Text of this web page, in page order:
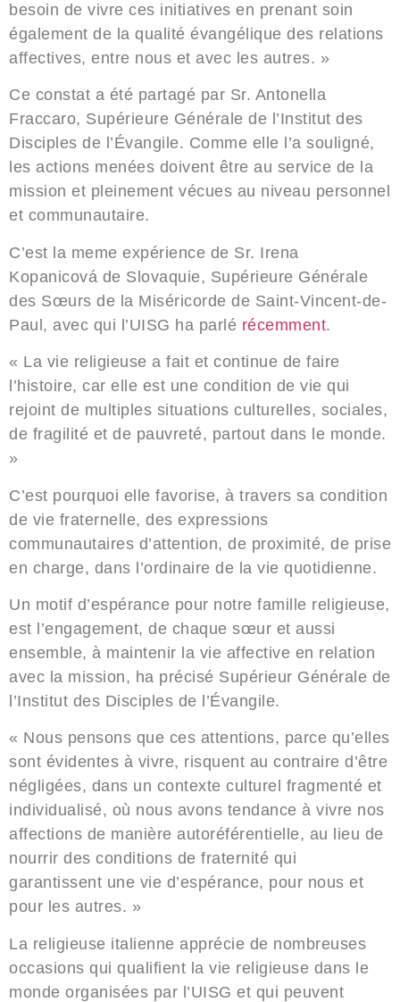
besoin de vivre ces initiatives en prenant soin
également de la qualité évangélique des relations
affectives, entre nous et avec les autres. »
Ce constat a été partagé par Sr. Antonella
Fraccaro, Supérieure Générale de l’Institut des
Disciples de l’Évangile. Comme elle l’a souligné,
les actions menées doivent être au service de la
mission et pleinement vécues au niveau personnel
et communautaire.
C’est la meme expérience de Sr. Irena
Kopanicová de Slovaquie, Supérieure Générale
des Sœurs de la Miséricorde de Saint-Vincent-de-
Paul, avec qui l’UISG ha parlé récemment.
« La vie religieuse a fait et continue de faire
l’histoire, car elle est une condition de vie qui
rejoint de multiples situations culturelles, sociales,
de fragilité et de pauvreté, partout dans le monde.
»
C’est pourquoi elle favorise, à travers sa condition
de vie fraternelle, des expressions
communautaires d’attention, de proximité, de prise
en charge, dans l’ordinaire de la vie quotidienne.
Un motif d’espérance pour notre famille religieuse,
est l’engagement, de chaque sœur et aussi
ensemble, à maintenir la vie affective en relation
avec la mission, ha précisé Supérieur Générale de
l’Institut des Disciples de l’Évangile.
« Nous pensons que ces attentions, parce qu’elles
sont évidentes à vivre, risquent au contraire d’être
négligées, dans un contexte culturel fragmenté et
individualisé, où nous avons tendance à vivre nos
affections de manière autoréférentielle, au lieu de
nourrir des conditions de fraternité qui
garantissent une vie d’espérance, pour nous et
pour les autres. »
La religieuse italienne apprécie de nombreuses
occasions qui qualifient la vie religieuse dans le
monde organisées par l’UISG et qui peuvent